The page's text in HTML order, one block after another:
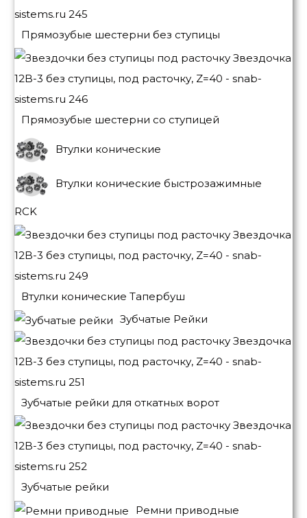
Прямозубые шестерни без ступицы
Прямозубые шестерни со ступицей
Втулки конические
Втулки конические быстрозажимные
RCK
Втулки конические Тапербуш
Зубчатые Рейки
Зубчатые рейки для откатных ворот
Зубчатые рейки
Ремни приводные